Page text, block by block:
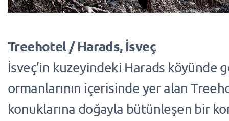
Treehotel / Harads, İsveç
İsveç’in kuzeyindeki Harads köyünde
ormanlarının içerisinde yer alan
konuklarına doğayla bütünleşen bir